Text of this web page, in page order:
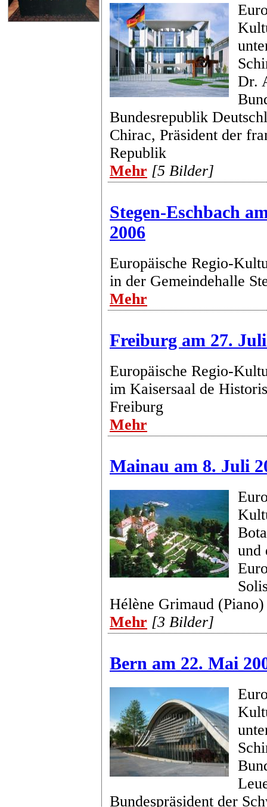
Dr.
Bundesrepublik
Chirac, Präsident der
Republik
Mehr [5 Bilder]
Stegen-Eschbach
2006
Europäische Regio-
in der Gemeindehalle
Mehr
Freiburg am 27.
Europäische Regio-
im Kaisersaal de
Freiburg
Mehr
Mainau am 8. Juli
und
Hélène Grimaud (Piano)
Mehr [3 Bilder]
Bern am 22. Mai
Bundespräsident der